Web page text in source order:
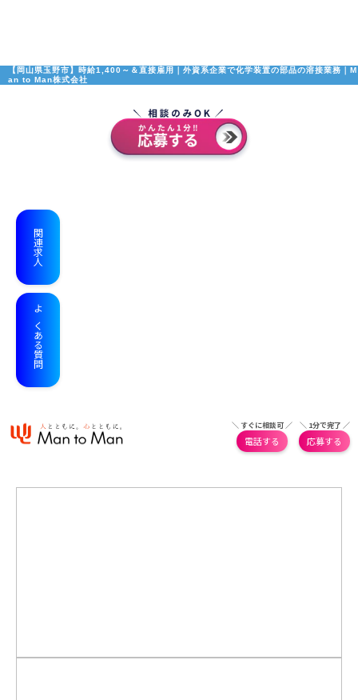
【岡山県玉野市】時給1,400～＆直接雇用｜外資系企業で化学装置の部品の溶接業務｜M
an to Man株式会社
関連求人
よくある質問
＼ すぐに相談可 ／
電話する
＼ 1分で完了 ／
応募する